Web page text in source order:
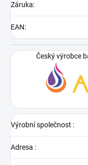
Záruka:
EAN:
Český výrobce
Výrobní společnost :
Adresa :